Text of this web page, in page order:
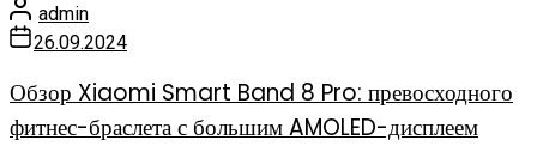
admin
26.09.2024
Обзор Xiaomi Smart Band 8 Pro: превосходного
фитнес-браслета с большим AMOLED-дисплеем